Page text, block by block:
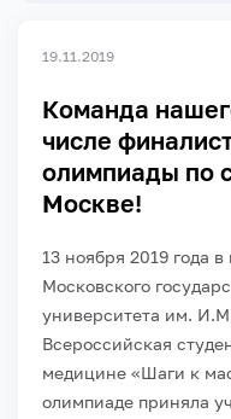
19.11.2019
Команда
числе
олимпиады по
Москве!
13 ноября 2019 года
Московского
университета им.
Всероссийская
медицине «Шаги к
олимпиаде приняла